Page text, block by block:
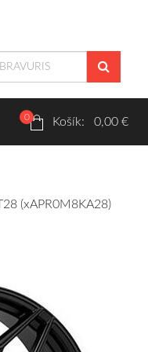
0 Košík: 0,00 €
(xAPR0M8KA28)